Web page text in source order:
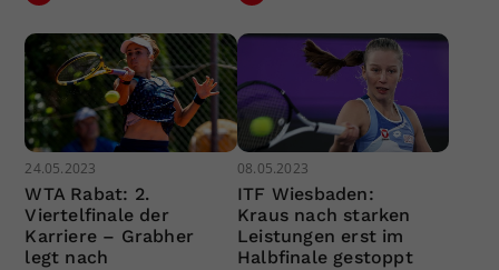
24.05.2023
WTA Rabat: 2.
Viertelfinale der
Karriere – Grabher
legt nach
08.05.2023
ITF Wiesbaden:
Kraus nach starken
Leistungen erst im
Halbfinale gestoppt